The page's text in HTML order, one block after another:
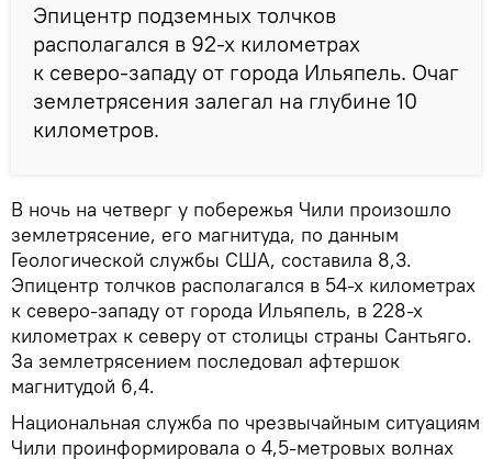
Эпицентр подземных толчков
располагался в 92-х километрах
к северо-западу от города Ильяпель. Очаг
землетрясения залегал на глубине 10
километров.
В ночь на четверг у побережья Чили произошло
землетрясение, его магнитуда, по данным
Геологической службы США, составила 8,3.
Эпицентр толчков располагался в 54-х километрах
к северо-западу от города Ильяпель, в 228-х
километрах к северу от столицы страны Сантьяго.
За землетрясением последовал афтершок
магнитудой 6,4.
Национальная служба по чрезвычайным ситуациям
Чили проинформировала о 4,5-метровых волнах